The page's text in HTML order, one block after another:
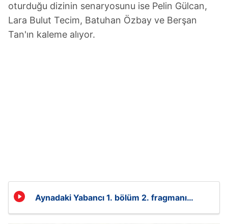
oturduğu dizinin senaryosunu ise Pelin Gülcan,
Lara Bulut Tecim, Batuhan Özbay ve Berşan
Tan'ın kaleme alıyor.
Aynadaki Yabancı 1. bölüm 2. fragmanı